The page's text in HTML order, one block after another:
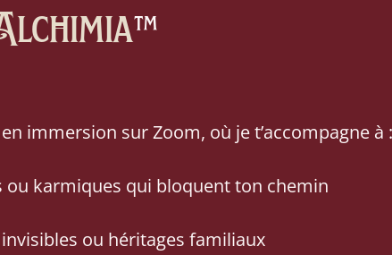
™
immersion sur Zoom, où je t’accompagne à :
karmiques qui bloquent ton chemin
ou héritages familiaux